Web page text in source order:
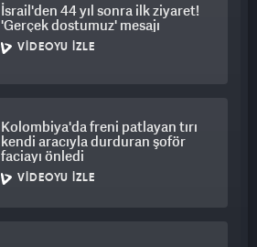
İsrail'den 44 yıl sonra ilk ziyaret!
'Gerçek dostumuz' mesajı
VIDEOYU İZLE
Kolombiya'da freni patlayan tırı
kendi aracıyla durduran şoför
faciayı önledi
VIDEOYU İZLE